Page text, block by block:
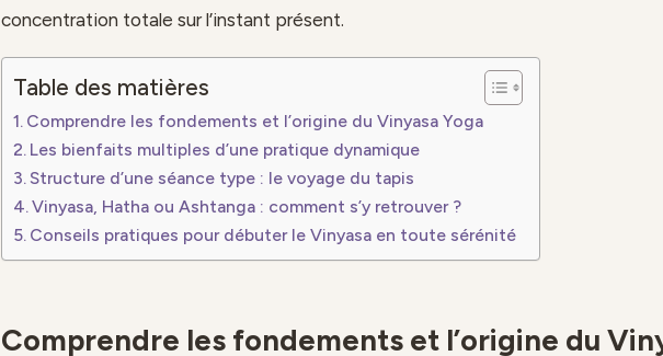
concentration totale sur l’instant présent.
Table des matières
Comprendre les fondements et l’origine du Vinyasa Yoga
Les bienfaits multiples d’une pratique dynamique
Structure d’une séance type : le voyage du tapis
Vinyasa, Hatha ou Ashtanga : comment s’y retrouver ?
Conseils pratiques pour débuter le Vinyasa en toute sérénité
Comprendre les fondements et l’origine du